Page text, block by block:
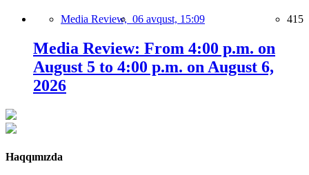
Media Review, 06 avqust, 15:09 415
Media Review: From 4:00 p.m. on
August 5 to 4:00 p.m. on August 6,
2026
Haqqımızda